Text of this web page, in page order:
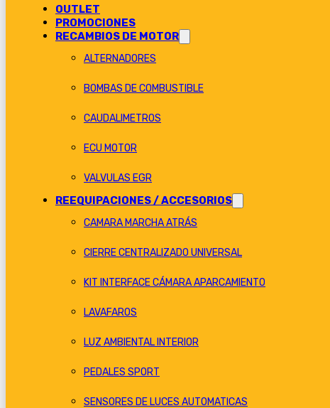
OUTLET
PROMOCIONES
RECAMBIOS DE MOTOR
ALTERNADORES
BOMBAS DE COMBUSTIBLE
CAUDALIMETROS
ECU MOTOR
VALVULAS EGR
REEQUIPACIONES / ACCESORIOS
CAMARA MARCHA ATRÁS
CIERRE CENTRALIZADO UNIVERSAL
KIT INTERFACE CÁMARA APARCAMIENTO
LAVAFAROS
LUZ AMBIENTAL INTERIOR
PEDALES SPORT
SENSORES DE LUCES AUTOMATICAS